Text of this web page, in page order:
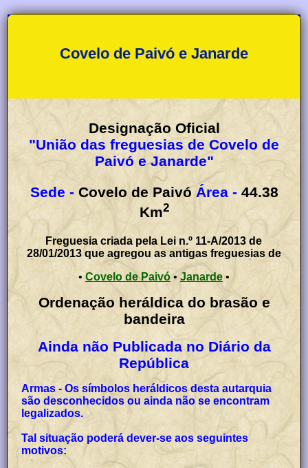
Covelo de Paivó e Janarde
Designação Oficial
"União das freguesias de Covelo de
Paivó e Janarde"
Sede - Covelo de Paivó Área - 44.38
Km2
Freguesia criada pela Lei n.º 11-A/2013 de
28/01/2013 que agregou as antigas freguesias de
•Covelo de Paivó•Janarde•
Ordenação heráldica do brasão e
bandeira
Ainda não Publicada no Diário da
República
Armas - Os símbolos heráldicos desta autarquia
são desconhecidos ou ainda não se encontram
legalizados.
Tal situação poderá dever-se aos seguintes
motivos: